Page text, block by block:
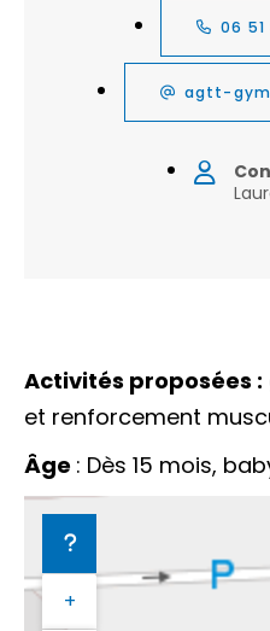
06 51
agtt-
Activités proposées :
et renforcement
Âge : Dès 15 mois,
+